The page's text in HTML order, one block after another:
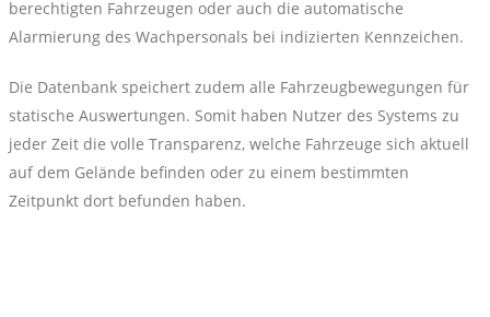
berechtigten Fahrzeugen oder auch die automatische
Alarmierung des Wachpersonals bei indizierten Kennzeichen.
Die Datenbank speichert zudem alle Fahrzeugbewegungen für
statische Auswertungen. Somit haben Nutzer des Systems zu
jeder Zeit die volle Transparenz, welche Fahrzeuge sich aktuell
auf dem Gelände befinden oder zu einem bestimmten
Zeitpunkt dort befunden haben.